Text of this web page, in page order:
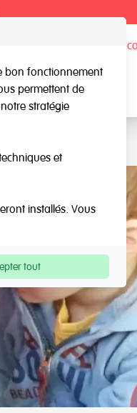
S'inscrire / Se
Contact
bon fonctionnement
permettent de
stratégie
et
installés. Vous
tout